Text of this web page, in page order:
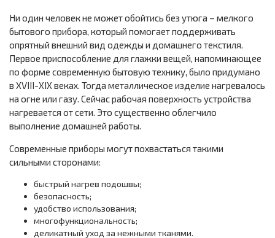
Ни один человек не может обойтись без утюга – мелкого
бытового прибора, который помогает поддерживать
опрятный внешний вид одежды и домашнего текстиля.
Первое приспособление для глажки вещей, напоминающее
по форме современную бытовую технику, было придумано
в XVIII-XIX веках. Тогда металлическое изделие нагревалось
на огне или газу. Сейчас рабочая поверхность устройства
нагревается от сети. Это существенно облегчило
выполнение домашней работы.
Современные приборы могут похвастаться такими
сильными сторонами:
быстрый нагрев подошвы;
безопасность;
удобство использования;
многофункциональность;
деликатный уход за нежными тканями.